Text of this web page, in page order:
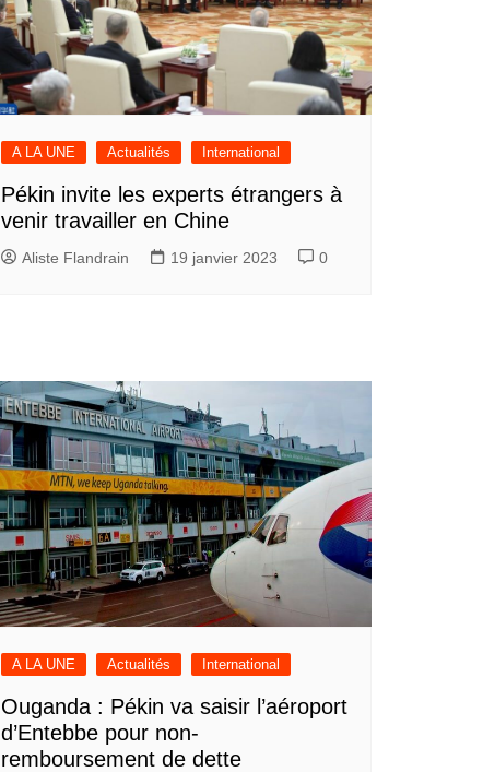
A LA UNE Actualités International
Pékin invite les experts étrangers à
venir travailler en Chine
Aliste Flandrain 19 janvier 2023 0
A LA UNE Actualités International
Ouganda : Pékin va saisir l’aéroport
d’Entebbe pour non-
remboursement de dette